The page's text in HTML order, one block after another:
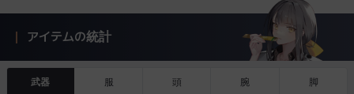
アイテムの統計
武器 服 頭 腕 脚